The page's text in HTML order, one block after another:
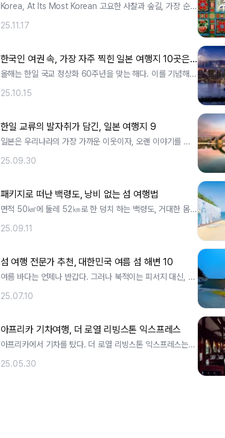
Korea, At Its Most Korean 고요한 사찰과 숲길, 가장 순수
25.11.17
한국인 여권 속, 가장 자주 찍힌 일본 여행지 10곳은 어디?
올해는 한일 국교 정상화 60주년을 맞는 해다. 이를 기념해
25.10.15
한일 교류의 발자취가 담긴, 일본 여행지 9
일본은 우리나라의 가장 가까운 이웃이자, 오랜 이야기를 함
25.09.30
패키지로 떠난 백령도, 낭비 없는 섬 여행법
면적 50㎢에 둘레 52㎞로 한 덩치 하는 백령도, 거대한 몸집
25.09.11
섬 여행 전문가 추천, 대한민국 여름 섬 해변 10
여름 바다는 언제나 반갑다. 그러나 북적이는 피서지 대신, 우
25.07.10
아프리카 기차여행, 더 로열 리빙스톤 익스프레스
아프리카에서 기차를 탔다. 더 로열 리빙스톤 익스프레스는
25.05.30